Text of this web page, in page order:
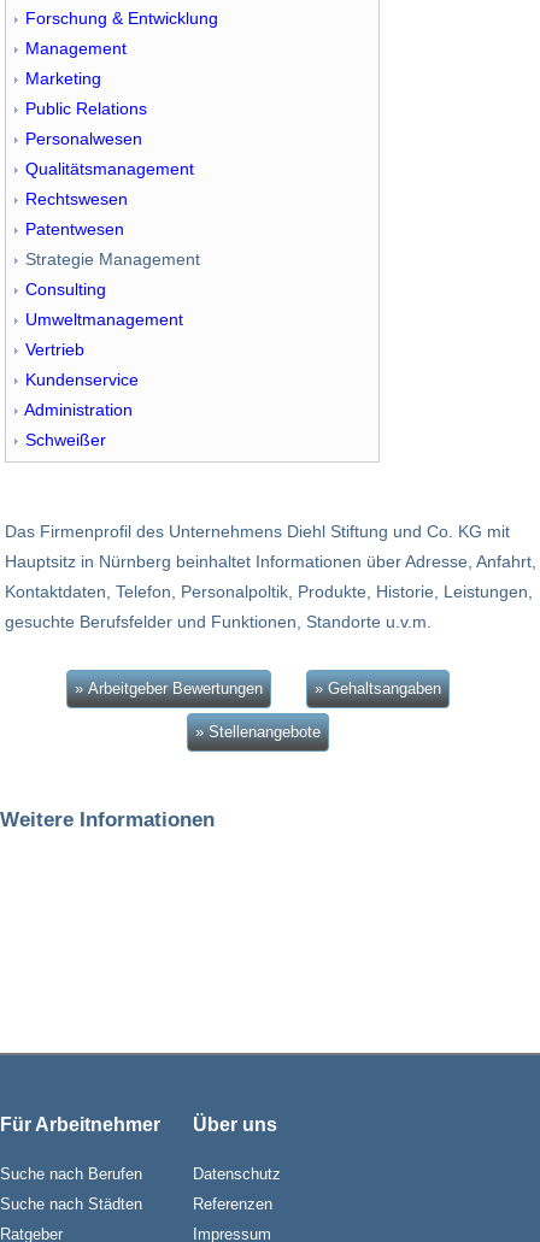
Forschung & Entwicklung
Management
Marketing
Public Relations
Personalwesen
Qualitätsmanagement
Rechtswesen
Patentwesen
Strategie Management
Consulting
Umweltmanagement
Vertrieb
Kundenservice
Administration
Schweißer
Das Firmenprofil des Unternehmens Diehl Stiftung und Co. KG mit
Hauptsitz in Nürnberg beinhaltet Informationen über Adresse, Anfahrt,
Kontaktdaten, Telefon, Personalpoltik, Produkte, Historie, Leistungen,
gesuchte Berufsfelder und Funktionen, Standorte u.v.m.
» Arbeitgeber Bewertungen » Gehaltsangaben
» Stellenangebote
Weitere Informationen
Für Arbeitnehmer
Suche nach Berufen
Suche nach Städten
Ratgeber
Über uns
Datenschutz
Referenzen
Impressum